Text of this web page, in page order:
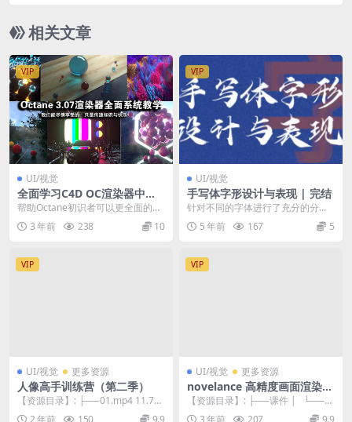
相关文章
VIP
UI/视觉
全面学习C4D OC渲染器中文
教学Octane 3.07视频教程
帮助Octane初识者可以更全面的了
解，提升渲染品质。Octane Rende
r... 3 年前 238 10
VIP
UI/视觉
手写体字形设计与表现 | 完结
针对不同的字体进行了充分的分析
和讲解，从而帮助大家去更好的学
习和理解字体设计
5 年前 167 5
VIP
UI/视觉 更多资源
人像高手训练营（第二季）
【资源目录】: ├──01.mp4 11.73
M ├──02.mp4 100.3...
2 年前 150 9.9
VIP
UI/视觉 更多资源
novelance 高精度画面渲染
第4期 2023年3月结课
【资源目录】: ├──课件 | └──课
件 | | ├──BMAX_...
3 年前 207 9.9